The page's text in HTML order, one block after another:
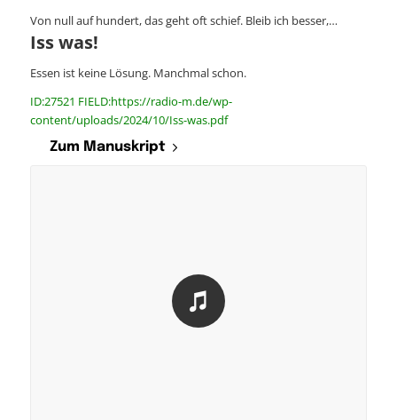
Von null auf hundert, das geht oft schief. Bleib ich besser,…
Iss was!
Essen ist keine Lösung. Manchmal schon.
ID:27521 FIELD:https://radio-m.de/wp-
content/uploads/2024/10/Iss-was.pdf
Zum Manuskript